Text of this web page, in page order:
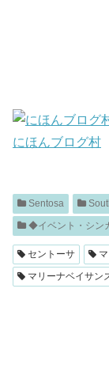
にほんブログ村
Sentosa
◆イベント・シン
セントーサ
マリーナベイサン